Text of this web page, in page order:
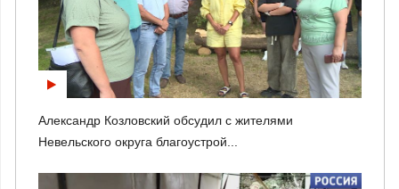
Александр Козловский обсудил с жителями
Невельского округа благоустрой...